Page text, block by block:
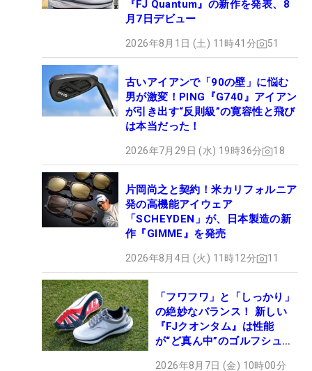
『FJ Quantum』の新作を発表、8
月7日デビュー
2026年8月1日 (土) 11時41分 51
古いアイアンで「90の壁」に悩む
男が激変！PING『G740』アイアン
が引き出す“反則級”の寛容性と飛び
は本当だった！
2026年7月29日 (水) 19時36分 18
片岡尚之と契約！米カリフォルニア
発の高機能アイウェア
「SCHEYDEN」が、日本製造の新
作『GIMME』を発売
2026年8月4日 (火) 11時12分 11
「フワフワ」と「しっかり」
の絶妙なバランス！ 新しい
『FJクオンタム』は性能
が“ど真ん中”のゴルフシュー
2026年8月7日 (金) 10時00分